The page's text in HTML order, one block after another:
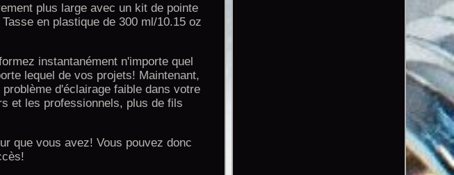
plus large avec un kit de pointe
en plastique de 300 ml/10.15 oz
instantanément n'importe quel
lequel de vos projets! Maintenant,
d'éclairage faible dans votre
et les professionnels, plus de fils
que vous avez! Vous pouvez donc